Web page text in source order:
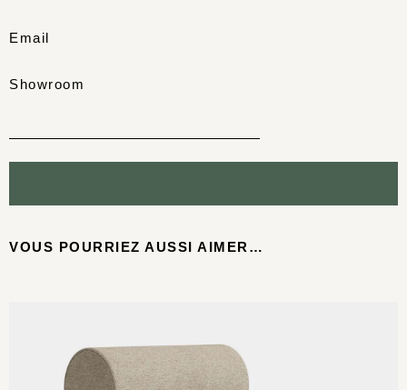
Email
Showroom
VOUS POURRIEZ AUSSI AIMER…